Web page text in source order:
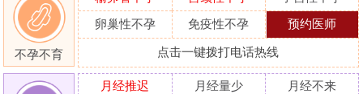
不孕不育
卵巢性不孕
免疫性不孕 预约医师
点击一键拨打电话热线
月经推迟 月经量少
月经不来